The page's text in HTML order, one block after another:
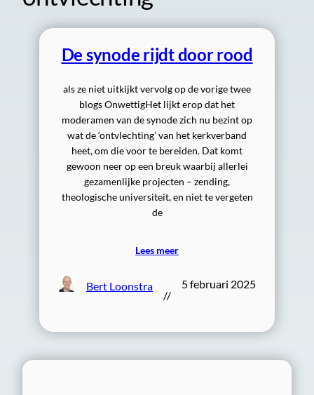
De synode rijdt door rood
als ze niet uitkijkt vervolg op de vorige twee
blogs OnwettigHet lijkt erop dat het
moderamen van de synode zich nu bezint op
wat de ‘ontvlechting’ van het kerkverband
heet, om die voor te bereiden. Dat komt
gewoon neer op een breuk waarbij allerlei
gezamenlijke projecten – zending,
theologische universiteit, en niet te vergeten
de
Lees meer
Bert Loonstra
//
5 februari 2025